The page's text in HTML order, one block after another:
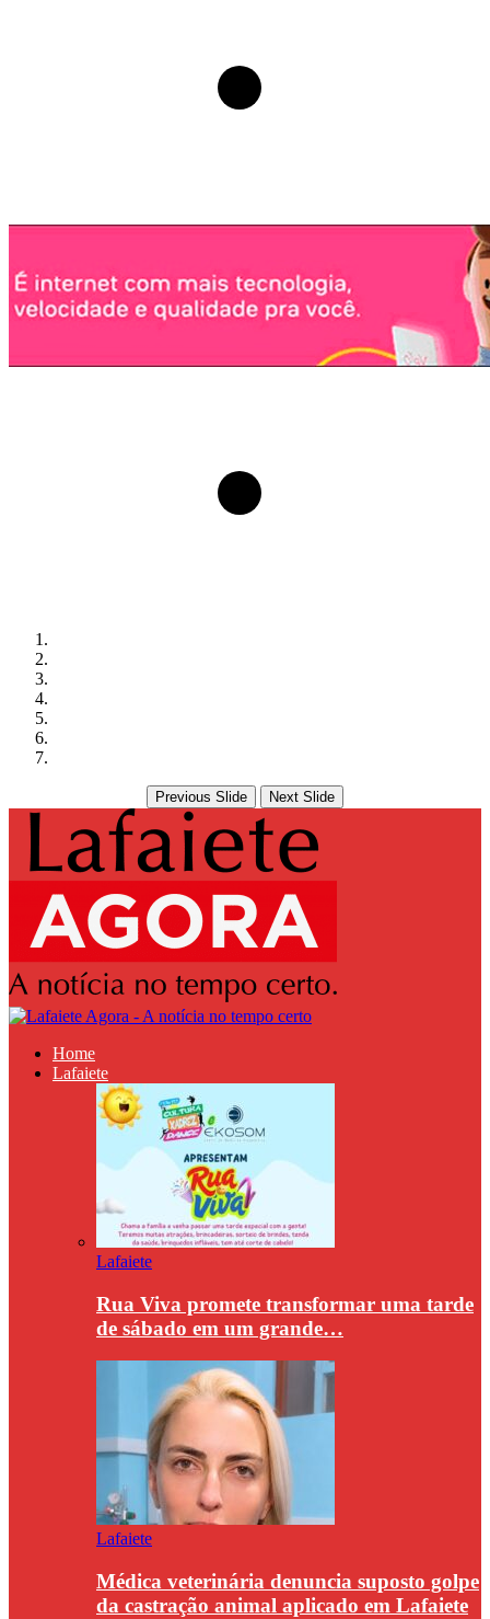
Previous Slide Next Slide
Home
Lafaiete
Lafaiete
Rua Viva promete transformar uma tarde
de sábado em um grande…
Lafaiete
Médica veterinária denuncia suposto golpe
da castração animal aplicado em Lafaiete